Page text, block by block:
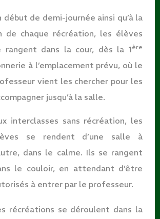
début de demi-journée ainsi qu’à la
de chaque récréation, les élèves
rangent dans la cour, dès la 1ère
à l’emplacement prévu, où le
vient les chercher pour les
jusqu’à la salle.
interclasses sans récréation, les
se rendent d’une salle à
dans le calme. Ils se rangent
le couloir, en attendant d’être
à entrer par le professeur.
récréations se déroulent dans la